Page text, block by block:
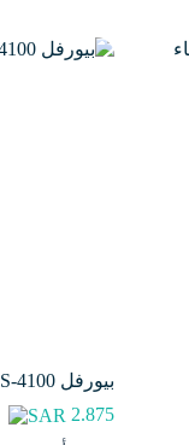
بيورفل SS-4100
2.875